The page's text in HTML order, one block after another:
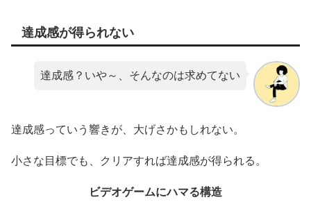
達成感が得られない
達成感？いや～、そんなのは求めてない
達成感っていう響きが、大げさかもしれない。
小さな目標でも、クリアすれば達成感が得られる。
ビデオゲームにハマる構造